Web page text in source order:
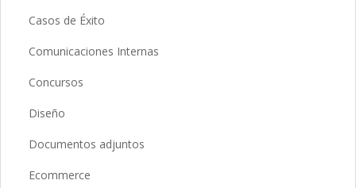
Casos de Éxito
Comunicaciones Internas
Concursos
Diseño
Documentos adjuntos
Ecommerce